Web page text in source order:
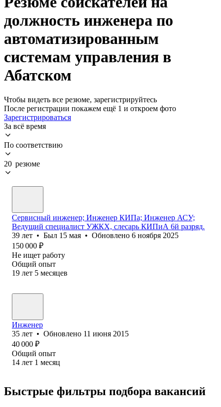
должность инженера по
автоматизированным
системам управления в
Абатском
Чтобы видеть все резюме, зарегистрируйтесь
После регистрации покажем ещё 1 и откроем фото
Зарегистрироваться
За всё время
По соответствию
20 резюме
Сервисный инженер; Инженер КИПа; Инженер АСУ;
Ведущий специалист УЖКХ, слесарь КИПиА 6й разряд.
39 лет • Был 15 мая • Обновлено 6 ноября 2025
150 000 ₽
Не ищет работу
Общий опыт
19 лет 5 месяцев
Инженер
35 лет • Обновлено 11 июня 2015
40 000 ₽
Общий опыт
14 лет 1 месяц
Быстрые фильтры подбора вакансий